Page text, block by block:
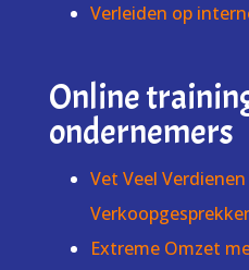
Verleiden op
Online
ondernemers
Vet Veel Verdienen
Extreme Omzet